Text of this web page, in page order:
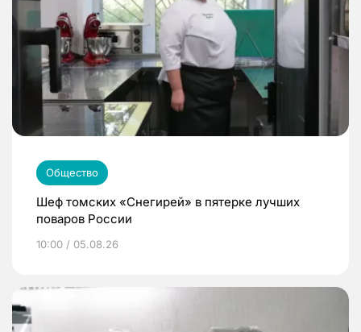
Общество
Шеф томских «Снегирей» в пятерке лучших
поваров России
10:00 / 05.08.26